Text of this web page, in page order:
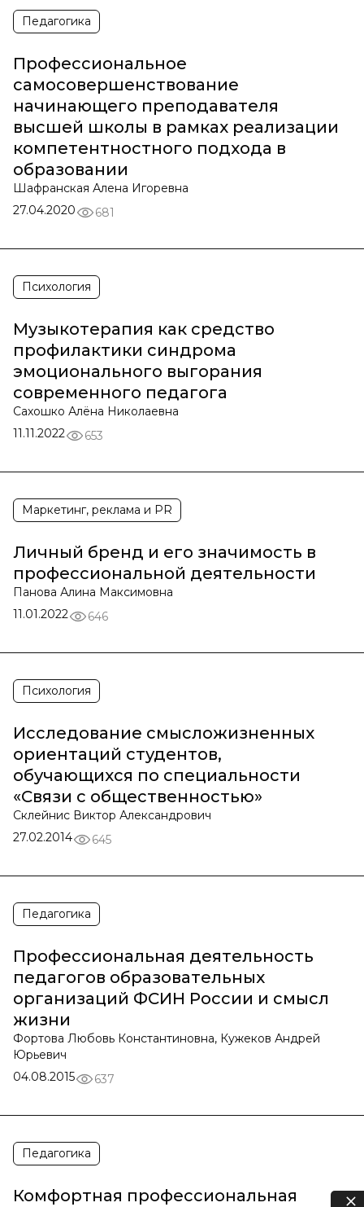
Педагогика
Профессиональное
самосовершенствование
начинающего преподавателя
высшей школы в рамках реализации
компетентностного подхода в
образовании
Шафранская Алена Игоревна
27.04.2020
681
Психология
Музыкотерапия как средство
профилактики синдрома
эмоционального выгорания
современного педагога
Сахошко Алёна Николаевна
11.11.2022
653
Маркетинг, реклама и PR
Личный бренд и его значимость в
профессиональной деятельности
Панова Алина Максимовна
11.01.2022
646
Психология
Исследование смысложизненных
ориентаций студентов,
обучающихся по специальности
«Связи с общественностью»
Склейнис Виктор Александрович
27.02.2014
645
Педагогика
Профессиональная деятельность
педагогов образовательных
организаций ФСИН России и смысл
жизни
Фортова Любовь Константиновна, Кужеков Андрей
Юрьевич
04.08.2015
637
Педагогика
Комфортная профессиональная